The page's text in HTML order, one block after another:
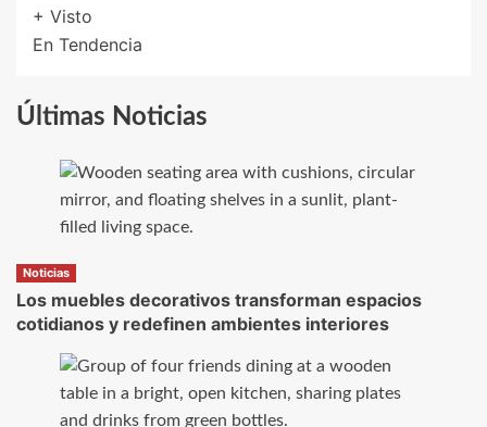
+ Visto
En Tendencia
Últimas Noticias
Noticias
Los muebles decorativos transforman espacios
cotidianos y redefinen ambientes interiores